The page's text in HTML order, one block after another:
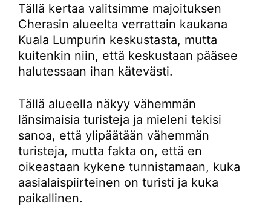
Tällä kertaa valitsimme majoituksen
Cherasin alueelta verrattain kaukana
Kuala Lumpurin keskustasta, mutta
kuitenkin niin, että keskustaan pääsee
halutessaan ihan kätevästi.
Tällä alueella näkyy vähemmän
länsimaisia turisteja ja mieleni tekisi
sanoa, että ylipäätään vähemmän
turisteja, mutta fakta on, että en
oikeastaan kykene tunnistamaan, kuka
aasialaispiirteinen on turisti ja kuka
paikallinen.